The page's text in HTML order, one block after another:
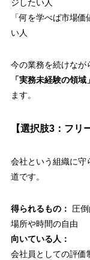
ジしたい人
「何を学べば市場
い人
今の業務を続けなが
「実務未経験の領
ます。
【選択肢3：フ
会社という組織に守
道です。
得られるもの：
圧
場所や時間の自由
向いている人：
会社員としての評価